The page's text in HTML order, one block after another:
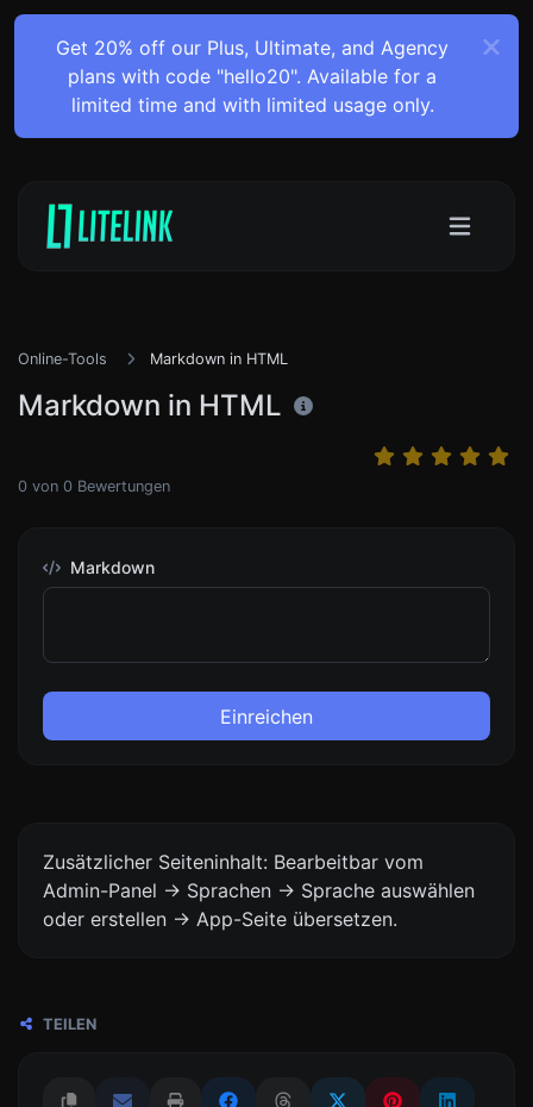
Get 20% off our Plus, Ultimate, and Agency
plans with code "hello20". Available for a
limited time and with limited usage only.
Online-Tools Markdown in HTML
Markdown in HTML
0 von 0 Bewertungen
Markdown
Einreichen
Zusätzlicher Seiteninhalt: Bearbeitbar vom
Admin-Panel -> Sprachen -> Sprache auswählen
oder erstellen -> App-Seite übersetzen.
TEILEN